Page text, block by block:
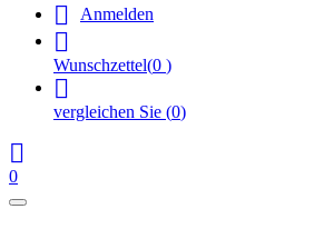

Anmelden

Wunschzettel(0 )

vergleichen Sie (0)

0